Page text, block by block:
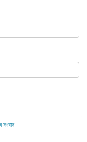
সংবাদ